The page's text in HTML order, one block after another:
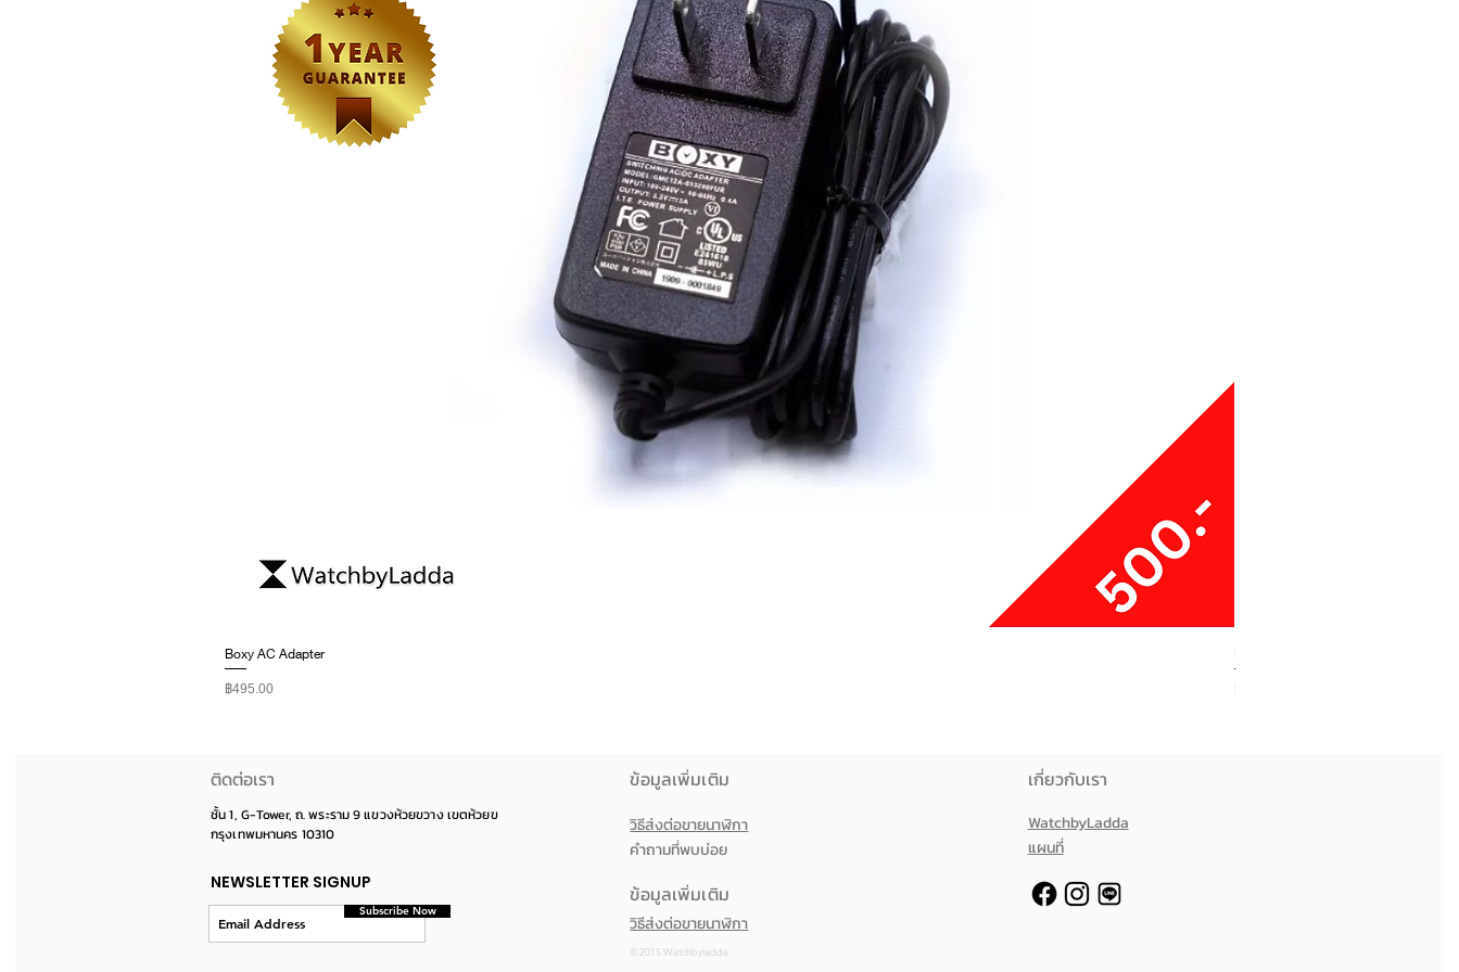
Boxy AC Adapter
ราคา
฿495.00
ติดต่อเรา
ชั้น 1, G-Tower, ถ. พระราม 9 แขวงห้วยขวาง เขตห้วยขวาง
กรุงเทพมหานคร 10310
NEWSLETTER SIGNUP
Subscribe Now
ข้อมูลเพิ่มเติม
วิธีส่งต่อขายนาฬิกา
คำถามที่พบบ่อย
ข้อมูลเพิ่มเติม
วิธีส่งต่อขายนาฬิกา
© 2015 Watchbyladda
เกี่ยวกับเรา
WatchbyLadda
แผนที่